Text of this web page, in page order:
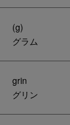
(g)
グラム
grin
グリン